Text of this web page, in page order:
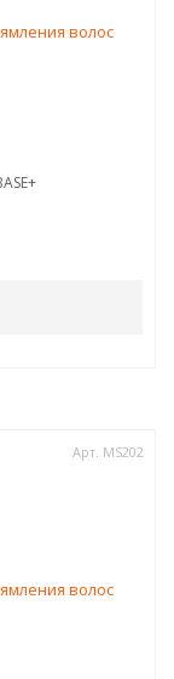
Арт. MS202